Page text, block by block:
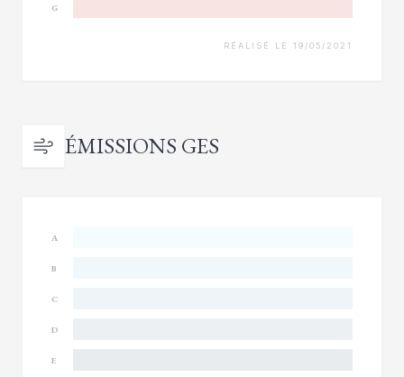
G
RÉALISÉ LE 19/05/2021
ÉMISSIONS GES
A
B
C
D
E